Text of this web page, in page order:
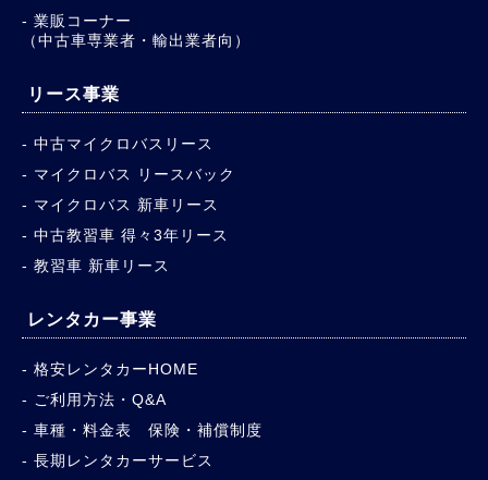
業販コーナー
（中古車専業者・輸出業者向）
リース事業
中古マイクロバスリース
マイクロバス リースバック
マイクロバス 新車リース
中古教習車 得々3年リース
教習車 新車リース
レンタカー事業
格安レンタカーHOME
ご利用方法・Q&A
車種・料金表 保険・補償制度
長期レンタカーサービス